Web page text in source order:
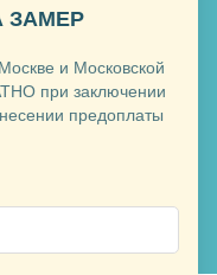
ЗАМЕР
и Московской
при заключении
предоплаты